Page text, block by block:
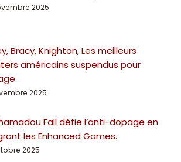
2025
Bracy, Knighton, Les meilleurs
américains suspendus pour
2025
Fall défie l’anti-dopage en
les Enhanced Games.
2025